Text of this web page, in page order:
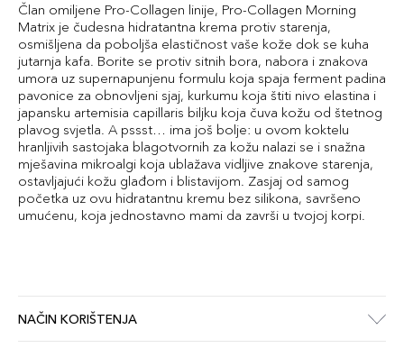
Član omiljene Pro-Collagen linije, Pro-Collagen Morning
Matrix je čudesna hidratantna krema protiv starenja,
osmišljena da poboljša elastičnost vaše kože dok se kuha
jutarnja kafa. Borite se protiv sitnih bora, nabora i znakova
umora uz supernapunjenu formulu koja spaja ferment padina
pavonice za obnovljeni sjaj, kurkumu koja štiti nivo elastina i
japansku artemisia capillaris biljku koja čuva kožu od štetnog
plavog svjetla. A pssst… ima još bolje: u ovom koktelu
hranljivih sastojaka blagotvornih za kožu nalazi se i snažna
mješavina mikroalgi koja ublažava vidljive znakove starenja,
ostavljajući kožu glađom i blistavijom. Zasjaj od samog
početka uz ovu hidratantnu kremu bez silikona, savršeno
umućenu, koja jednostavno mami da završi u tvojoj korpi.
NAČIN KORIŠTENJA